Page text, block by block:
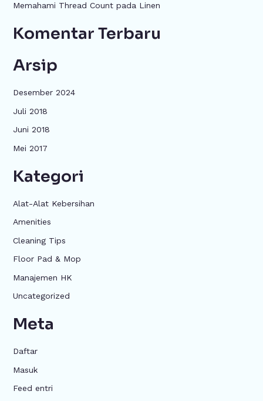
kMemahami Thread Count pada Linen
Komentar Terbaru
Arsip
Desember 2024
Juli 2018
Juni 2018
Mei 2017
Kategori
Alat-Alat Kebersihan
Amenities
Cleaning Tips
Floor Pad & Mop
Manajemen HK
Uncategorized
Meta
Daftar
Masuk
Feed entri